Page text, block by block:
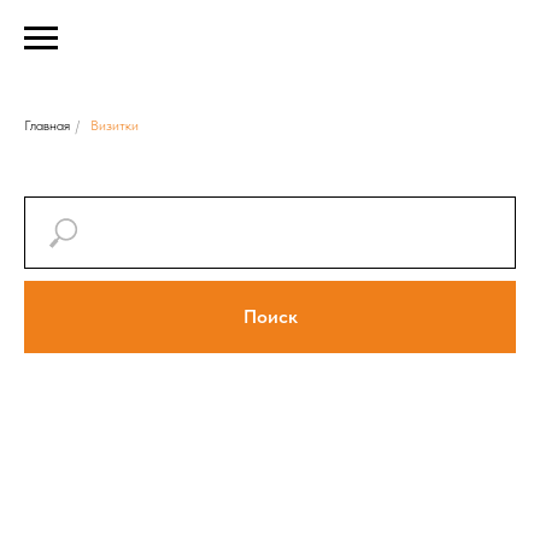
Главная / Визитки
Поиск